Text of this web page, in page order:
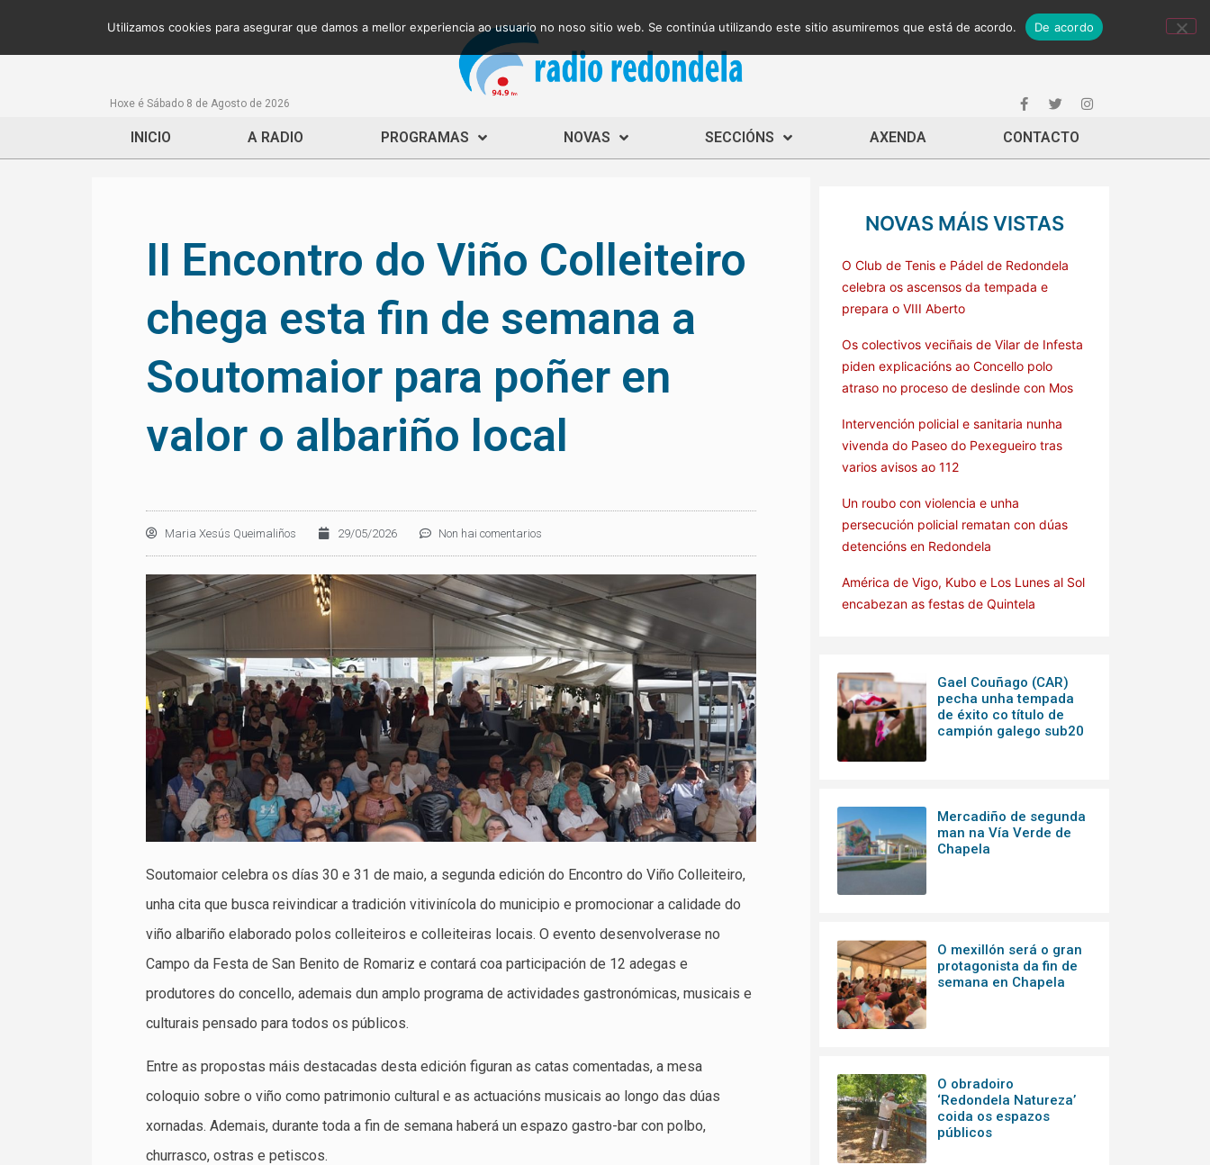
Hoxe é Sábado 8 de Agosto de 2026
INICIO A RADIO PROGRAMAS NOVAS SECCIÓNS AXENDA CONTACTO
II Encontro do Viño Colleiteiro
chega esta fin de semana a
Soutomaior para poñer en
valor o albariño local
Maria Xesús Queimaliños 29/05/2026 Non hai comentarios
Soutomaior celebra os días 30 e 31 de maio, a segunda edición do Encontro do Viño Colleiteiro,
unha cita que busca reivindicar a tradición vitivinícola do municipio e promocionar a calidade do
viño albariño elaborado polos colleiteiros e colleiteiras locais. O evento desenvolverase no
Campo da Festa de San Benito de Romariz e contará coa participación de 12 adegas e
produtores do concello, ademais dun amplo programa de actividades gastronómicas, musicais e
culturais pensado para todos os públicos.
Entre as propostas máis destacadas desta edición figuran as catas comentadas, a mesa
coloquio sobre o viño como patrimonio cultural e as actuacións musicais ao longo das dúas
xornadas. Ademais, durante toda a fin de semana haberá un espazo gastro-bar con polbo,
churrasco, ostras e petiscos.
NOVAS MÁIS VISTAS
O Club de Tenis e Pádel de Redondela
celebra os ascensos da tempada e
prepara o VIII Aberto
Os colectivos veciñais de Vilar de Infesta
piden explicacións ao Concello polo
atraso no proceso de deslinde con Mos
Intervención policial e sanitaria nunha
vivenda do Paseo do Pexegueiro tras
varios avisos ao 112
Un roubo con violencia e unha
persecución policial rematan con dúas
detencións en Redondela
América de Vigo, Kubo e Los Lunes al Sol
encabezan as festas de Quintela
Gael Couñago (CAR)
pecha unha tempada
de éxito co título de
campión galego sub20
Mercadiño de segunda
man na Vía Verde de
Chapela
O mexillón será o gran
protagonista da fin de
semana en Chapela
O obradoiro
‘Redondela Natureza’
coida os espazos
públicos
Utilizamos cookies para asegurar que damos a mellor experiencia ao usuario no noso sitio web. Se continúa utilizando este sitio asumiremos que está de acordo. De acordo